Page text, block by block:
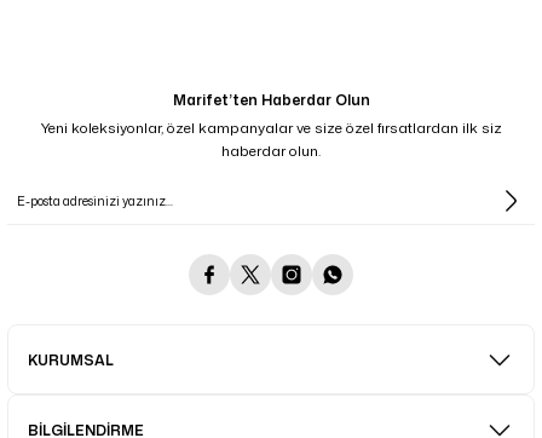
Marifet’ten Haberdar Olun
Yeni koleksiyonlar, özel kampanyalar ve size özel fırsatlardan ilk siz
haberdar olun.
KURUMSAL
BİLGİLENDİRME